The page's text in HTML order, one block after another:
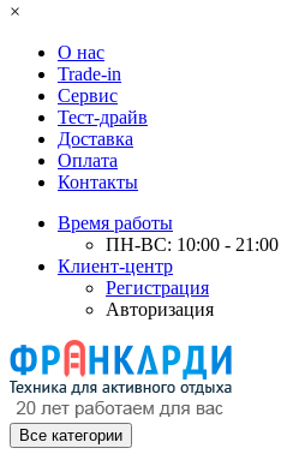
×
О нас
Trade-in
Сервис
Тест-драйв
Доставка
Оплата
Контакты
Время работы
ПН-ВС: 10:00 - 21:00
Клиент-центр
Регистрация
Авторизация
Все категории